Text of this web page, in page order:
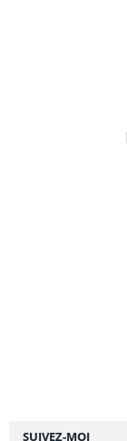
SUIVEZ-MOI